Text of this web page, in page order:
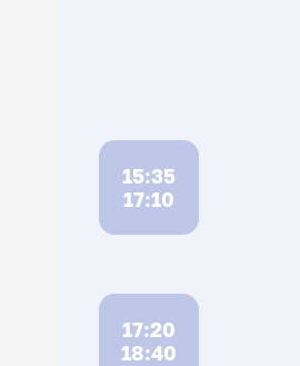
15:35
17:10
17:20
18:40